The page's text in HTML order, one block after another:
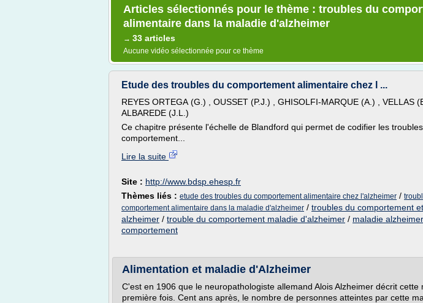
Articles sélectionnés pour le thème : troubles du
alimentaire dans la maladie d'alzheimer
→ 33 articles
Aucune vidéo sélectionnée pour ce thème
Etude des troubles du comportement alimentaire chez l ...
REYES ORTEGA (G.) , OUSSET (P.J.) , GHISOLFI-MARQUE (A.) , VELLAS
ALBAREDE (J.L.)
Ce chapitre présente l'échelle de Blandford qui permet de codifier les
comportement...
Lire la suite
Site : http://www.bdsp.ehesp.fr
Thèmes liés : etude des troubles du comportement alimentaire chez l'alzheimer /
comportement alimentaire dans la maladie d'alzheimer / troubles du comportement
alzheimer / trouble du comportement maladie d'alzheimer / maladie
comportement
Alimentation et maladie d'Alzheimer
C'est en 1906 que le neuropathologiste allemand Alois Alzheimer décrit cette
première fois. Cent ans après, le nombre de personnes atteintes par cette